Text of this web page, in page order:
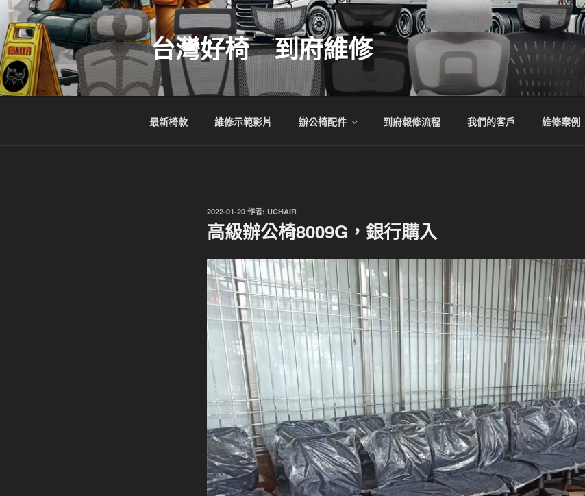
跳
至
主
要
內
容
台灣好椅 到府維修
最新椅款 維修示範影片 辦公椅配件 到府報修流程 我們的客戶 維修案例
發
佈
於
2022-01-20 作者: UCHAIR
高級辦公椅8009G，銀行購入